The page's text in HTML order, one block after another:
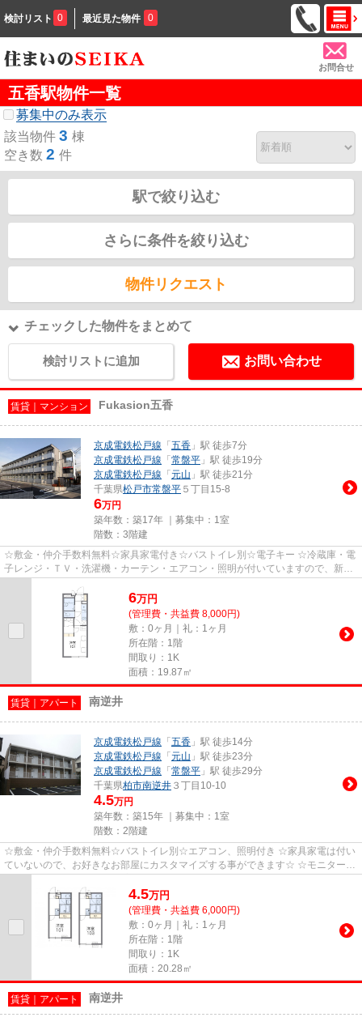
検討リスト 0 最近見た物件 0
お問合せ
五香駅物件一覧
募集中のみ表示
該当物件 3 棟
空き数 2 件
駅で絞り込む
さらに条件を絞り込む
物件リクエスト
チェックした物件をまとめて
検討リストに追加 お問い合わせ
賃貸｜マンション Fukasion五香
京成電鉄松戸線 「 五香 」駅 徒歩7分
京成電鉄松戸線 「 常盤平 」駅 徒歩19分
京成電鉄松戸線 「 元山 」駅 徒歩21分
千葉県松戸市常盤平 ５丁目15-8
6万円
築年数：築17年 ｜募集中： 1室
階数：3階建
☆敷金・仲介手数料無料☆家具家電付き☆バストイレ別☆電子キー ☆冷蔵庫・電
子レンジ・ＴＶ・洗濯機・カーテン・エアコン・照明が付いていますので、新生
6万円
(管理費・共益費 8,000円)
敷：0ヶ月｜礼：1ヶ月
所在階：1階
間取り：1K
面積：19.87㎡
賃貸｜アパート 南逆井
京成電鉄松戸線 「 五香 」駅 徒歩14分
京成電鉄松戸線 「 元山 」駅 徒歩23分
京成電鉄松戸線 「 常盤平 」駅 徒歩29分
千葉県柏市南逆井 ３丁目10-10
4.5万円
築年数：築15年 ｜募集中： 1室
階数：2階建
☆敷金・仲介手数料無料☆バストイレ別☆エアコン、照明付き ☆家具家電は付い
ていないので、お好きなお部屋にカスタマイズする事ができます☆ ☆モニター付
4.5万円
(管理費・共益費 6,000円)
敷：0ヶ月｜礼：1ヶ月
所在階：1階
間取り：1K
面積：20.28㎡
賃貸｜アパート 南逆井